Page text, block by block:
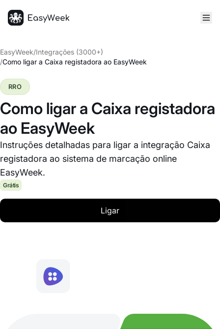
EasyWeek/Integrações (3000+)
/Como ligar a Caixa registadora ao EasyWeek
Como ligar a Caixa registadora
ao EasyWeek
Instruções detalhadas para ligar a integração Caixa
registadora ao sistema de marcação online
EasyWeek.
RRO
Grátis
Ligar